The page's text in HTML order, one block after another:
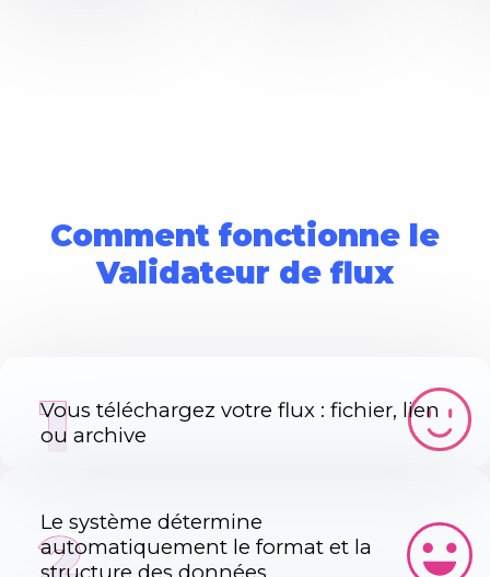
Comment fonctionne le
Validateur de flux
Vous téléchargez votre flux : fichier, lien
ou archive
1
Le système détermine
automatiquement le format et la
structure des données